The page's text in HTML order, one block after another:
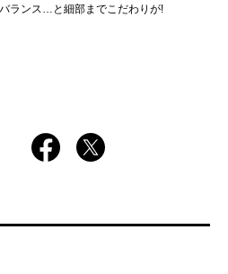
ランス…と細部までこだわりが!